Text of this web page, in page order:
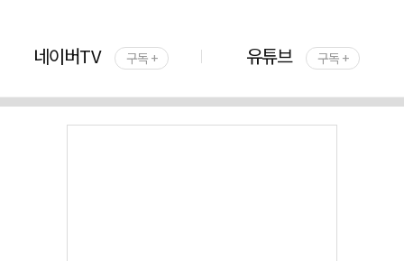
네이버TV 구독 + 유튜브 구독 +